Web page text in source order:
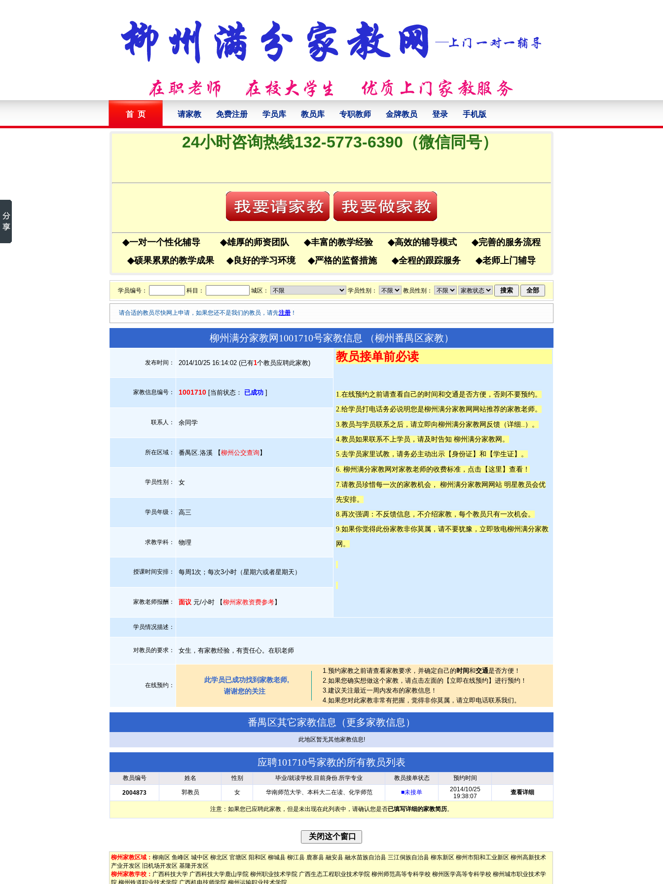
首 页 请家教 免费注册 学员库 教员库 专职教师 金牌教员 登录 手机版
24小时咨询热线132-5773-6390（微信同号）
◆一对一个性化辅导 ◆雄厚的师资团队 ◆丰富的教学经验 ◆高效的辅导模式 ◆完善的服务流程
◆硕果累累的教学成果 ◆良好的学习环境 ◆严格的监督措施 ◆全程的跟踪服务 ◆老师上门辅导
学员编号： 科目： 城区： 学员性别： 教员性别：
请合适的教员尽快网上申请，如果您还不是我们的教员，请先注册 ！
柳州满分家教网1001710号家教信息 （柳州番禺区家教）
发布时间： 2014/10/25 16:14:02 (已有1个教员应聘此家教) 教员接单前必读
1.在线预约之前请查看自己的时间和交通是否方便，否则不要预约。
2.给学员打电话务必说明您是柳州满分家教网网站推荐的家教老师。
3.教员与学员联系之后，请立即向柳州满分家教网反馈（详细..
）。
4.教员如果联系不上学员，请及时告知 柳州满分家教网。
5.去学员家里试教，请务必主动出示【身份证】和【学生证】。
6. 柳州满分家教网对家教老师的收费标准，点击【这里 】查看！
7.请教员珍惜每一次的家教机会， 柳州满分家教网网站 明星教员会优
先安排。
8.再次强调：不反馈信息，不介绍家教，每个教员只有一次机会。
9.如果你觉得此份家教非你莫属，请不要犹豫，立即致电柳州满分家教
网。
家教信息编号： 1001710 [当前状态： 已成功 ]
联系人： 余同学
所在区域： 番禺区.洛溪 【柳州公交查询 】
学员性别： 女
学员年级： 高三
求教学科： 物理
授课时间安排： 每周1次；每次3小时（星期六或者星期天）
家教老师报酬： 面议 元/小时 【柳州家教资费参考】
学员情况描述：
对教员的要求： 女生，有家教经验，有责任心。在职老师
在线预约：
此学员已成功找到家教老师,
谢谢您的关注
1.预约家教之前请查看家教要求，并确定自己的时间和交通是否方便！
2.如果您确实想做这个家教，请点击左面的【立即在线预约】进行预约！
3.建议关注最近一周内发布的家教信息！
4.如果您对此家教非常有把握，觉得非你莫属，请立即电话联系我们。
番禺区其它家教信息（更多家教信息 ）
此地区暂无其他家教信息!
应聘101710号家教的所有教员列表
教员编号 姓名 性别 毕业/就读学校.目前身份.所学专业 教员接单状态 预约时间
2004873 郭教员 女 华南师范大学、本科大二在读、化学师范 ■未接单
2014/10/25
19:38:07
查看详细
注意：如果您已应聘此家教，但是未出现在此列表中，请确认您是否已填写详细的家教简历。
柳州家教区域： 柳南区 鱼峰区 城中区 柳北区 官塘区 阳和区 柳城县 柳江县 鹿寨县 融安县 融水苗族自治县 三江侗族自治县 柳东新区 柳州市阳和工业新区 柳州高新技术
产业开发区
旧机场开发区 基隆开发区
柳州家教学校： 广西科技大学 广西科技大学鹿山学院 柳州职业技术学院 广西生态工程职业技术学院 柳州师范高等专科学校 柳州医学高等专科学校 柳州城市职业技术学
院 柳州铁道职业技术学院 广西机电技师学院 柳州运输职业技术学院